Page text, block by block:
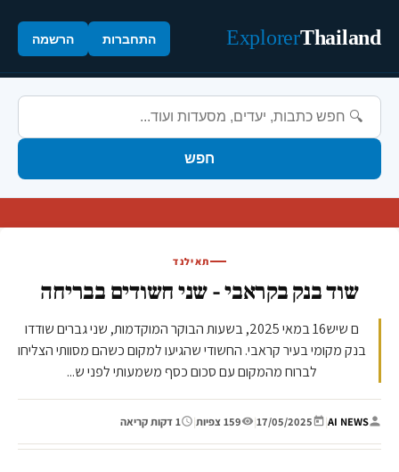
Thailand
Explorer התחברות הרשמה
חפש
תאילנד
שוד בנק בקראבי - שני חשודים בבריחה
ם שיש16 במאי 2025, בשעות הבוקר המוקדמות, שני גברים שודדו
בנק מקומי בעיר קראבי. החשודי שהגיעו למקום כשהם מסוותי הצליחו
לברוח מהמקום עם סכום כסף משמעותי לפני ש...
AI NEWS
|
17/05/2025
| 159 צפיות | 1 דקות קריאה